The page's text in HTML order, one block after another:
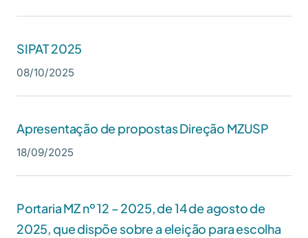
SIPAT 2025
08/10/2025
Apresentação de propostas Direção MZUSP
18/09/2025
Portaria MZ nº 12 – 2025, de 14 de agosto de
2025, que dispõe sobre a eleição para escolha